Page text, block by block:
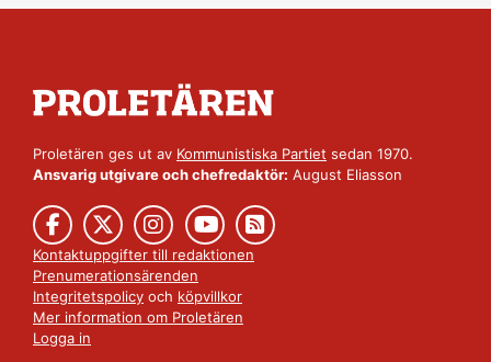
Proletären ges ut av Kommunistiska Partiet sedan 1970.
Ansvarig utgivare och chefredaktör: August Eliasson
Kontaktuppgifter till redaktionen
Prenumerationsärenden
Integritetspolicy och köpvillkor
Mer information om Proletären
Logga in